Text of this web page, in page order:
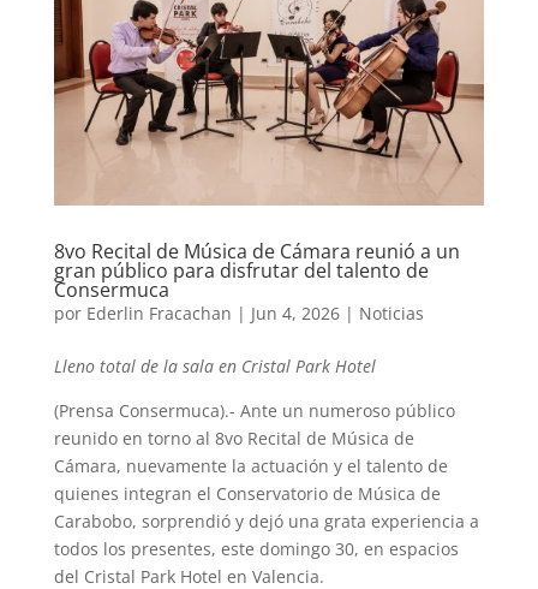
8vo Recital de Música de Cámara reunió a un
gran público para disfrutar del talento de
Consermuca
por Ederlin Fracachan | Jun 4, 2026| Noticias
Lleno total de la sala en Cristal Park Hotel
(Prensa Consermuca).- Ante un numeroso público
reunido en torno al 8vo Recital de Música de
Cámara, nuevamente la actuación y el talento de
quienes integran el Conservatorio de Música de
Carabobo, sorprendió y dejó una grata experiencia a
todos los presentes, este domingo 30, en espacios
del Cristal Park Hotel en Valencia.